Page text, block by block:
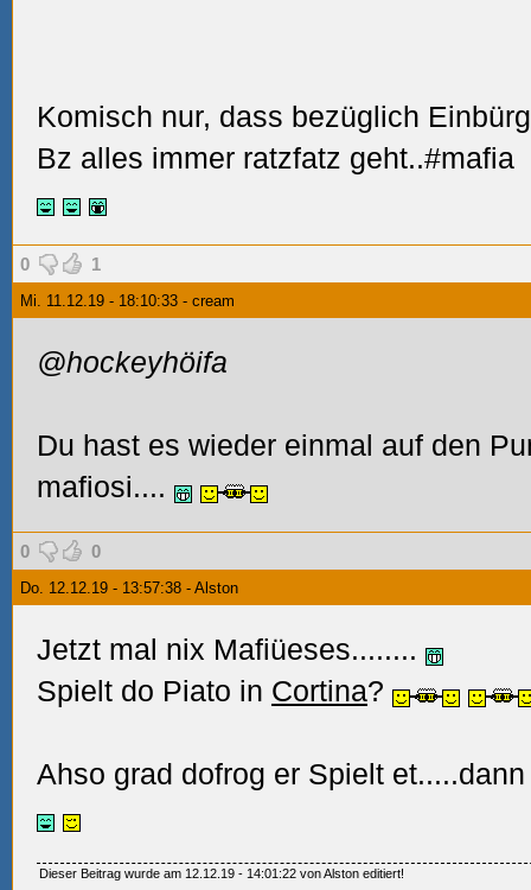
Komisch nur, dass bezüglich
Bz alles immer ratzfatz geht..#mafia
0 1
Mi. 11.12.19 - 18:10:33 - cream
@hockeyhöifa
Du hast es wieder einmal auf den
mafiosi....
0 0
Do. 12.12.19 - 13:57:38 - Alston
Jetzt mal nix Mafiüeses........
Spielt do Piato in Cortina?
Ahso grad dofrog er Spielt
Dieser Beitrag wurde am 12.12.19 - 14:01:22 von Alston editiert!